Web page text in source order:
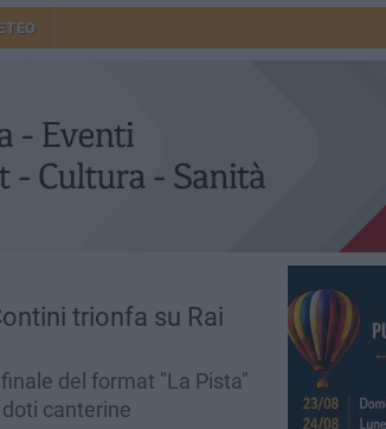
trionfa su Rai
del format "La Pista"
canterine